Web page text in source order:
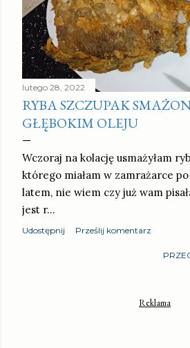
lutego 28, 2022
RYBA SZCZUPAK
GŁĘBOKIM OLEJU
Wczoraj na kolację usmażyłam
którego miałam w zamrażarce po
latem, nie wiem czy już wam
jest r…
Udostępnij Prześlij komentarz